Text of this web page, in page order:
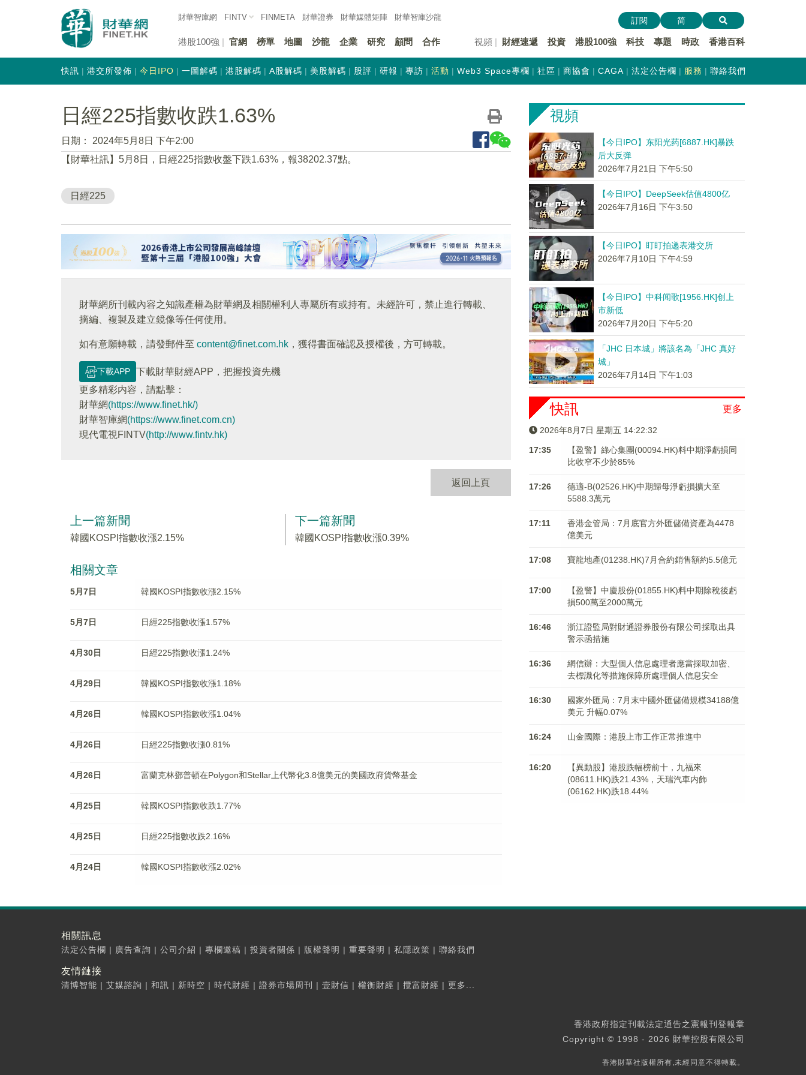
財華智庫網 FINTV FINMETA 財華證券 財華媒體矩陣 財華智庫沙龍
港股100強 官網 榜單 地圖 沙龍 企業 研究 顧問 合作 視頻 財經速遞 投資 港股100強 科技 專題 時政 香港百科
訂閱 简
快訊 港交所發佈 今日IPO 一圖解碼 港股解碼 A股解碼 美股解碼 股評 研報 專訪 活動 Web3 Space專欄 社區 商協會 CAGA 法定公告欄 服務 聯絡我們
日經225指數收跌1.63%
日期：
2024年5月8日 下午2:00
【財華社訊】5月8日，日經225指數收盤下跌1.63%，報38202.37點。
日經225
財華網所刊載內容之知識產權為財華網及相關權利人專屬所有或持有。未經許可，禁止進行轉載、
摘編、複製及建立鏡像等任何使用。
如有意願轉載，請發郵件至 content@finet.com.hk ，獲得書面確認及授權後，方可轉載。
下載APP
下載財華財經APP，把握投資先機
更多精彩内容，請點擊：
財華網(https://www.finet.hk/)
財華智庫網(https://www.finet.com.cn)
現代電視FINTV(http://www.fintv.hk)
返回上頁
上一篇新聞
韓國KOSPI指數收漲2.15%
下一篇新聞
韓國KOSPI指數收漲0.39%
相關文章
5月7日 韓國KOSPI指數收漲2.15%
5月7日 日經225指數收漲1.57%
4月30日 日經225指數收漲1.24%
4月29日 韓國KOSPI指數收漲1.18%
4月26日 韓國KOSPI指數收漲1.04%
4月26日 日經225指數收漲0.81%
4月26日 富蘭克林鄧普頓在Polygon和Stellar上代幣化3.8億美元的美國政府貨幣基金
4月25日 韓國KOSPI指數收跌1.77%
4月25日 日經225指數收跌2.16%
4月24日 韓國KOSPI指數收漲2.02%
視頻
【今日IPO】东阳光药[6887.HK]暴跌
后大反弹
2026年7月21日 下午5:50
【今日IPO】DeepSeek估值4800亿
2026年7月16日 下午3:50
【今日IPO】盯盯拍递表港交所
2026年7月10日 下午4:59
【今日IPO】中科闻歌[1956.HK]创上
市新低
2026年7月20日 下午5:20
「JHC 日本城」將該名為「JHC 真好
城」
2026年7月14日 下午1:03
更多
快訊
2026年8月7日 星期五 14:22:32
17:35
【盈警】綠心集團(00094.HK)料中期淨虧損同
比收窄不少於85%
17:26
德適-B(02526.HK)中期歸母淨虧損擴大至
5588.3萬元
17:11
香港金管局：7月底官方外匯儲備資產為4478
億美元
17:08 寶龍地產(01238.HK)7月合約銷售額約5.5億元
17:00
【盈警】中慶股份(01855.HK)料中期除稅後虧
損500萬至2000萬元
16:46
浙江證監局對財通證券股份有限公司採取出具
警示函措施
16:36
網信辦：大型個人信息處理者應當採取加密、
去標識化等措施保障所處理個人信息安全
16:30
國家外匯局：7月末中國外匯儲備規模34188億
美元 升幅0.07%
16:24 山金國際：港股上市工作正常推進中
16:20
【異動股】港股跌幅榜前十，九福來
(08611.HK)跌21.43%，天瑞汽車内飾
(06162.HK)跌18.44%
相關訊息
法定公告欄 | 廣告查詢 | 公司介紹 | 專欄邀稿 | 投資者關係 | 版權聲明 | 重要聲明 | 私隱政策 | 聯絡我們
友情鏈接
清博智能 | 艾媒諮詢 | 和訊 | 新時空 | 時代財經 | 證券市場周刊 | 壹財信 | 權衡財經 | 攬富財經 | 更多...
香港政府指定刊載法定通告之憲報刊登報章
Copyright © 1998 - 2026 財華控股有限公司
香港財華社版權所有,未經同意不得轉載。